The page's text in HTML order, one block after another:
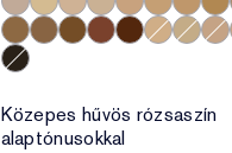
3C2 Pebble
1C1 Cool Bone
1N1 Ivory Nude
0N1 Alabaster
3W1 Tawny
4W13N1
5W1 Bronze
5W2 Rich Caramel
Közepes hűvös rózsaszín
alaptónusokkal